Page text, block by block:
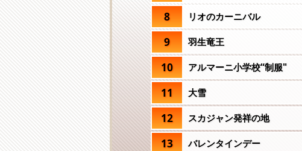
8 リオのカーニバル
9 羽生竜王
10 アルマーニ小学校“制服"
11 大雪
12 スカジャン発祥の地
13 バレンタインデー